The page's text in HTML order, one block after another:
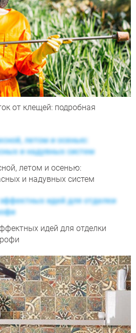
от клещей: подробная
летом и осенью:
и надувных систем
идей для отделки